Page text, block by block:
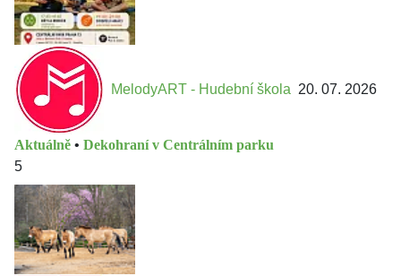
MelodyART - Hudební škola 20. 07. 2026
Aktuálně • Dekohraní v Centrálním parku
5